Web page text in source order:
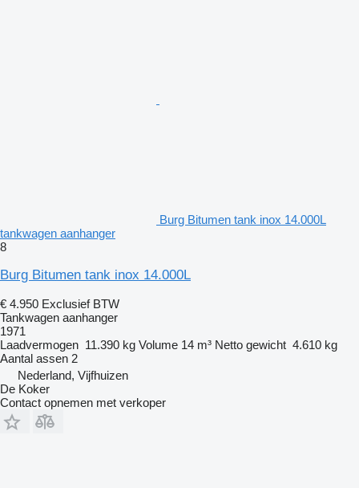
Burg Bitumen tank inox 14.000L
tankwagen aanhanger
8
Burg Bitumen tank inox 14.000L
€ 4.950 Exclusief BTW
Tankwagen aanhanger
1971
Laadvermogen 11.390 kg Volume 14 m³ Netto gewicht 4.610 kg
Aantal assen 2
Nederland, Vijfhuizen
De Koker
Contact opnemen met verkoper